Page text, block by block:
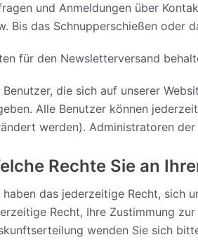
und Anmeldungen über
Bis das Schnupperschießen oder
für den Newsletterversand
Benutzer, die sich auf unserer
Alle Benutzer können
werden). Administratoren
Rechte Sie an
haben das jederzeitige Recht, sich
Recht, Ihre Zustimmung
wenden Sie sich